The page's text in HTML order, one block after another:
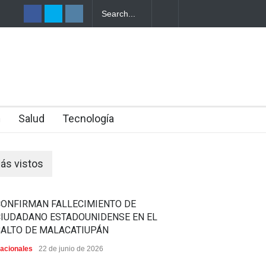
Salud Tecnología
vistos
FALLECIMIENTO DE
ESTADOUNIDENSE EN EL
DE MALACATIUPÁN
22 de junio de 2026